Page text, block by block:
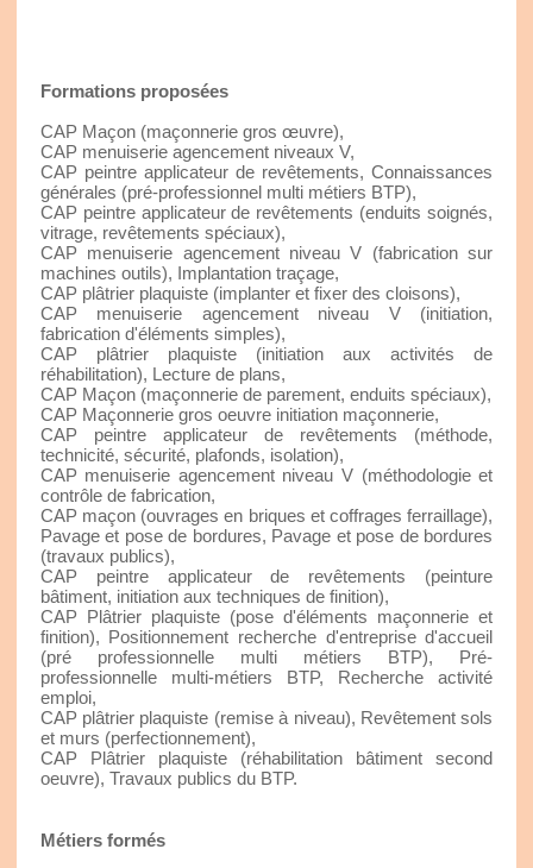
Formations proposées
CAP Maçon (maçonnerie gros œuvre),
CAP menuiserie agencement niveaux V,
CAP peintre applicateur de revêtements, Connaissances
générales (pré-professionnel multi métiers BTP),
CAP peintre applicateur de revêtements (enduits soignés,
vitrage, revêtements spéciaux),
CAP menuiserie agencement niveau V (fabrication sur
machines outils), Implantation traçage,
CAP plâtrier plaquiste (implanter et fixer des cloisons),
CAP menuiserie agencement niveau V (initiation,
fabrication d'éléments simples),
CAP plâtrier plaquiste (initiation aux activités de
réhabilitation), Lecture de plans,
CAP Maçon (maçonnerie de parement, enduits spéciaux),
CAP Maçonnerie gros oeuvre initiation maçonnerie,
CAP peintre applicateur de revêtements (méthode,
technicité, sécurité, plafonds, isolation),
CAP menuiserie agencement niveau V (méthodologie et
contrôle de fabrication,
CAP maçon (ouvrages en briques et coffrages ferraillage),
Pavage et pose de bordures, Pavage et pose de bordures
(travaux publics),
CAP peintre applicateur de revêtements (peinture
bâtiment, initiation aux techniques de finition),
CAP Plâtrier plaquiste (pose d'éléments maçonnerie et
finition), Positionnement recherche d'entreprise d'accueil
(pré professionnelle multi métiers BTP), Pré-
professionnelle multi-métiers BTP, Recherche activité
emploi,
CAP plâtrier plaquiste (remise à niveau), Revêtement sols
et murs (perfectionnement),
CAP Plâtrier plaquiste (réhabilitation bâtiment second
oeuvre), Travaux publics du BTP.
Métiers formés